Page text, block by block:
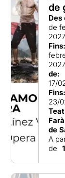
de
Des
de
2027
Fins:
2027
de:
17/
Fins:
23/
de
A
de